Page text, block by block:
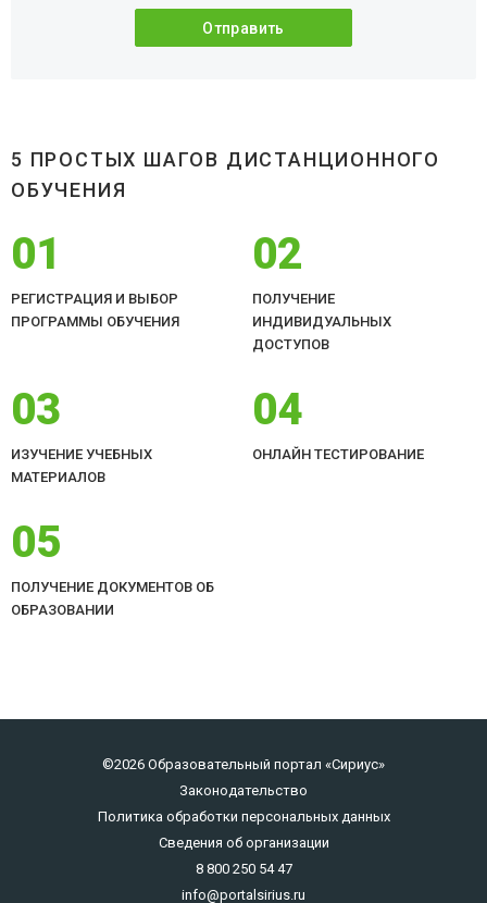
5 ПРОСТЫХ ШАГОВ ДИСТАНЦИОННОГО
ОБУЧЕНИЯ
01
РЕГИСТРАЦИЯ И ВЫБОР
ПРОГРАММЫ ОБУЧЕНИЯ
02
ПОЛУЧЕНИЕ
ИНДИВИДУАЛЬНЫХ
ДОСТУПОВ
03
ИЗУЧЕНИЕ УЧЕБНЫХ
МАТЕРИАЛОВ
04
ОНЛАЙН ТЕСТИРОВАНИЕ
05
ПОЛУЧЕНИЕ ДОКУМЕНТОВ ОБ
ОБРАЗОВАНИИ
©2026 Образовательный портал «Сириус»
Законодательство
Политика обработки персональных данных
Сведения об организации
8 800 250 54 47
info@portalsirius.ru